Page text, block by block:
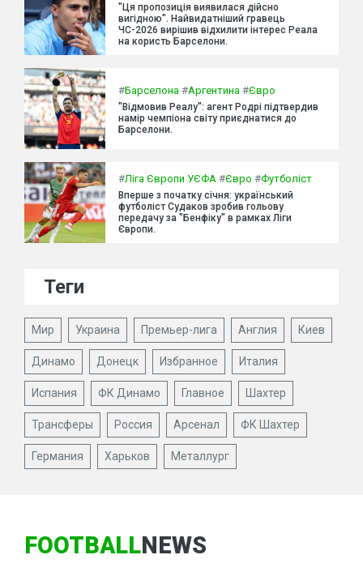
"Ця пропозиція виявилася дійсно
вигідною". Найвидатніший гравець
ЧС-2026 вирішив відхилити інтерес Реала
на користь Барселони.
#Барселона #Аргентина #Євро
"Відмовив Реалу": агент Родрі підтвердив
намір чемпіона світу приєднатися до
Барселони.
#Ліга Європи УЄФА #Євро #Футболіст
Вперше з початку січня: український
футболіст Судаков зробив гольову
передачу за "Бенфіку" в рамках Ліги
Європи.
Теги
Мир Украина Премьер-лига Англия Киев
Динамо Донецк Избранное Италия
Испания ФК Динамо Главное Шахтер
Трансферы Россия Арсенал ФК Шахтер
Германия Харьков Металлург
FOOTBALLNEWS